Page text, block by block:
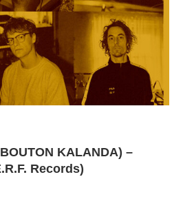
KALANDA) –
Records)